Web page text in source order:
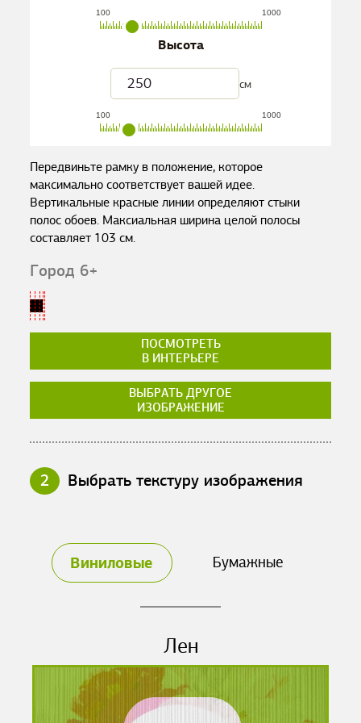
100 1000
Высота
см
100 1000
Передвиньте рамку в положение, которое
максимально соответствует вашей идее.
Вертикальные красные линии определяют стыки
полос обоев. Максиальная ширина целой полосы
составляет 103 см.
Город 6+
ПОСМОТРЕТЬ
В ИНТЕРЬЕРЕ
ВЫБРАТЬ ДРУГОЕ
ИЗОБРАЖЕНИЕ
2 Выбрать текстуру изображения
Виниловые Бумажные
Лен